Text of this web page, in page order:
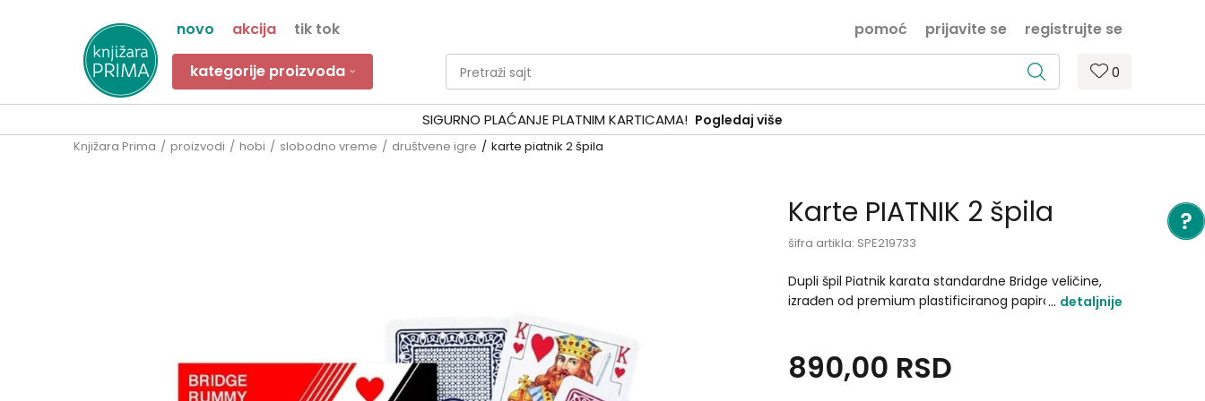
novo akcija tik tok prijavite se registrujte se
pomoć
kategorije proizvoda 0
Pretraži sajt
SIGURNO PLAĆANJE PLATNIM KARTICAMA! Pogledaj više
Knjižara Prima proizvodi hobi slobodno vreme društvene igre karte piatnik 2 špila
Karte PIATNIK 2 špila
šifra artikla: SPE219733
Dupli špil Piatnik karata standardne Bridge veličine,
izrađen od premium plastificiranog papira. Sadrži dva
detaljnije
890,00 RSD